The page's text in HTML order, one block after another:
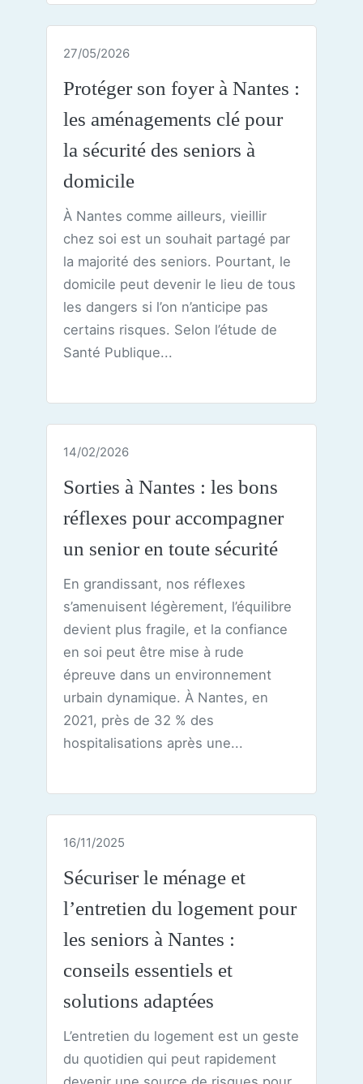
27/05/2026
Protéger son foyer à Nantes :
les aménagements clé pour
la sécurité des seniors à
domicile
À Nantes comme ailleurs, vieillir
chez soi est un souhait partagé par
la majorité des seniors. Pourtant, le
domicile peut devenir le lieu de tous
les dangers si l’on n’anticipe pas
certains risques. Selon l’étude de
Santé Publique...
14/02/2026
Sorties à Nantes : les bons
réflexes pour accompagner
un senior en toute sécurité
En grandissant, nos réflexes
s’amenuisent légèrement, l’équilibre
devient plus fragile, et la confiance
en soi peut être mise à rude
épreuve dans un environnement
urbain dynamique. À Nantes, en
2021, près de 32 % des
hospitalisations après une...
16/11/2025
Sécuriser le ménage et
l’entretien du logement pour
les seniors à Nantes :
conseils essentiels et
solutions adaptées
L’entretien du logement est un geste
du quotidien qui peut rapidement